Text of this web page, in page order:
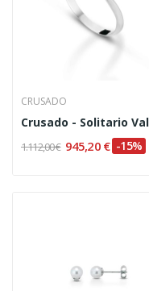
CRUSADO
1.112,00 € 945,20 € -15%